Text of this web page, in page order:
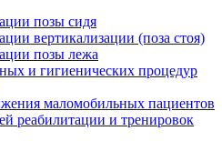
позы сидя
вертикализации (поза стоя)
позы лежа
и гигиенических процедур
маломобильных пациентов
реабилитации и тренировок